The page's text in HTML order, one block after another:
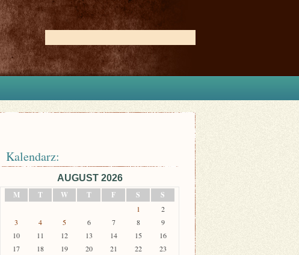
Kalendarz:
AUGUST 2026
M
T W T F S S
1
2
3
4 5 6 7 8
9
10
11 12 13 14 15
16
17
18 19 20 21 22
23